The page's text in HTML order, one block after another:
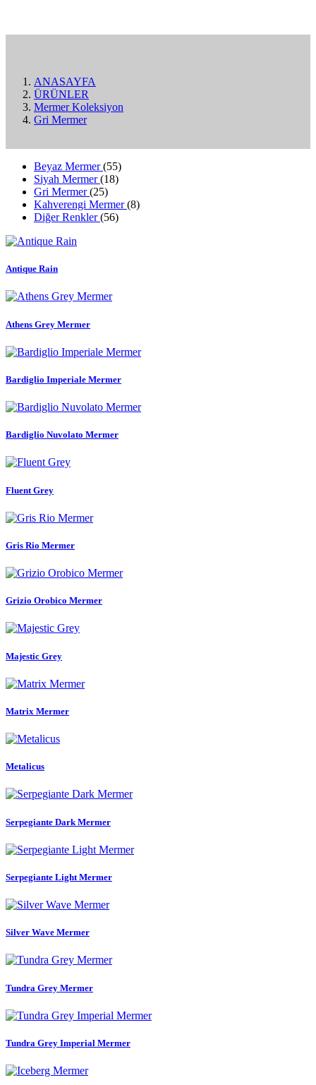
ANASAYFA
ÜRÜNLER
Mermer Koleksiyon
Gri Mermer
Beyaz Mermer(55)
Siyah Mermer(18)
Gri Mermer(25)
Kahverengi Mermer(8)
Diğer Renkler(56)
Antique Rain
Athens Grey Mermer
Bardiglio Imperiale Mermer
Bardiglio Nuvolato Mermer
Fluent Grey
Gris Rio Mermer
Grizio Orobico Mermer
Majestic Grey
Matrix Mermer
Metalicus
Serpegiante Dark Mermer
Serpegiante Light Mermer
Silver Wave Mermer
Tundra Grey Mermer
Tundra Grey Imperial Mermer